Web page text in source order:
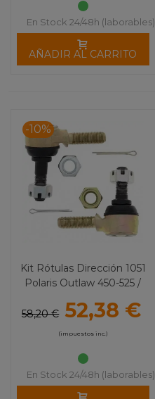
En Stock 24/48h (laborables)
AÑADIR AL CARRITO
-10%
Kit Rótulas Dirección 1051
Polaris Outlaw 450-525 /
58,20 € 52,38 €
(impuestos inc.)
En Stock 24/48h (laborables)